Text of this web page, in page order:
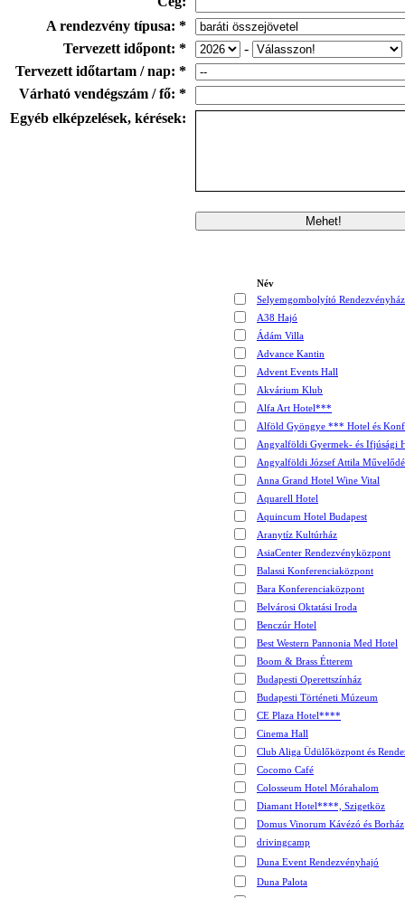
A rendezvény típusa: *
Tervezett időpont: *
-
Tervezett időtartam / nap: *
Várható vendégszám / fő: *
Egyéb elképzelések, kérések:
Név
Selyemgombolyító Rendezvényház
A38 Hajó
Ádám Villa
Advance Kantin
Advent Events Hall
Akvárium Klub
Alfa Art Hotel***
Alföld Gyöngye *** Hotel és
Angyalföldi Gyermek- és Ifjúsági
Angyalföldi József Attila
Anna Grand Hotel Wine Vital
Aquarell Hotel
Aquincum Hotel Budapest
Aranytíz Kultúrház
AsiaCenter Rendezvényközpont
Balassi Konferenciaközpont
Bara Konferenciaközpont
Belvárosi Oktatási Iroda
Benczúr Hotel
Best Western Pannonia Med Hotel
Boom & Brass Étterem
Budapesti Operettszínház
Budapesti Történeti Múzeum
CE Plaza Hotel****
Cinema Hall
Club Aliga Üdülőközpont és
Cocomo Café
Colosseum Hotel Mórahalom
Diamant Hotel****, Szigetköz
Domus Vinorum Kávézó és Borház
drivingcamp
Duna Event Rendezvényhajó
Duna Palota